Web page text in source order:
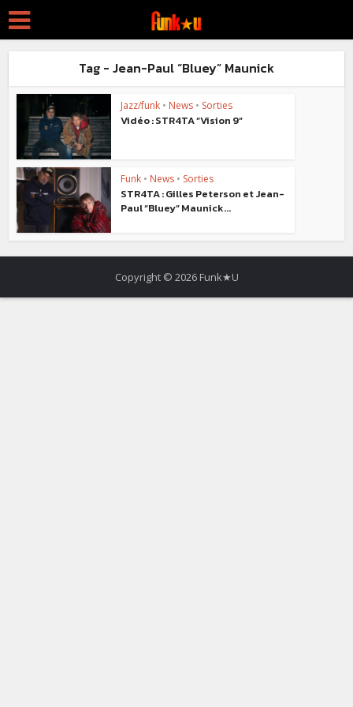
Tag - Jean-Paul “Bluey” Maunick
Jazz/funk • News • Sorties
Vidéo : STR4TA “Vision 9“
Funk • News • Sorties
STR4TA : Gilles Peterson et Jean-
Paul “Bluey” Maunick...
Copyright © 2026 Funk★U